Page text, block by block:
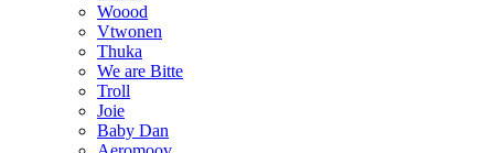
Woood
Vtwonen
Thuka
We are Bitte
Troll
Joie
Baby Dan